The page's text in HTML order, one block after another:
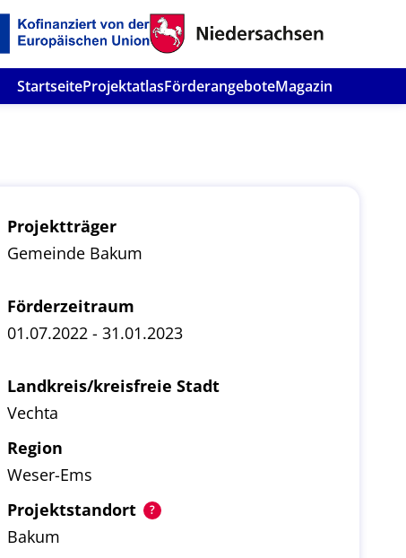
StartseiteProjektatlasFörderangeboteMagazin
Projektträger
Gemeinde Bakum
Förderzeitraum
01.07.2022 - 31.01.2023
Landkreis/kreisfreie Stadt
Vechta
Region
Weser-Ems
Projektstandort
Bakum